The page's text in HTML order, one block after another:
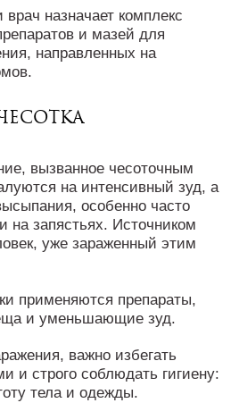
врач назначает комплекс
и мазей для
направленных на
вызванное чесоточным
на интенсивный зуд, а
особенно часто
на запястьях. Источником
уже зараженный этим
применяются препараты,
и уменьшающие зуд.
важно избегать
и строго соблюдать гигиену:
тела и одежды.